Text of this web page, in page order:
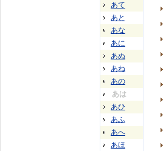
あて
あと
あな
あに
あぬ
あね
あの
あは
あひ
あふ
あへ
あほ